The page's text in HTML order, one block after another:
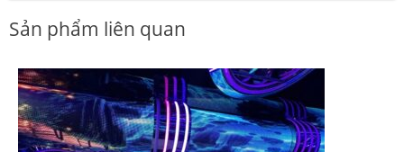
Sản phẩm liên quan